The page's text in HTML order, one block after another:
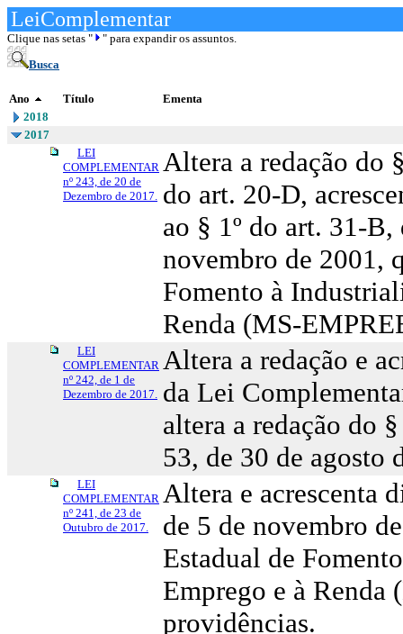
LeiComplementar
Clique nas setas "
" para expandir os assuntos.
Busca
Ano Título
Ementa
2018
2017
LEI
COMPLEMENTAR
nº 243, de 20 de
Dezembro de 2017.
Altera a redação do
do art. 20-D,
ao § 1º do art. 31-
novembro de 2001,
Fomento à
Renda (MS-
LEI
COMPLEMENTAR
nº 242, de 1 de
Dezembro de 2017.
Altera a redação e
da Lei
altera a redação do
53, de 30 de agosto
LEI
COMPLEMENTAR
nº 241, de 23 de
Outubro de 2017.
Altera e acrescenta
de 5 de novembro
Estadual de
Emprego e à
providências.